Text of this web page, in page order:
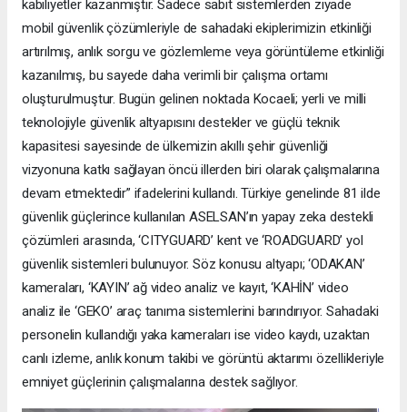
kabiliyetler kazanmıştır. Sadece sabit sistemlerden ziyade
mobil güvenlik çözümleriyle de sahadaki ekiplerimizin etkinliği
artırılmış, anlık sorgu ve gözlemleme veya görüntüleme etkinliği
kazanılmış, bu sayede daha verimli bir çalışma ortamı
oluşturulmuştur. Bugün gelinen noktada Kocaeli; yerli ve milli
teknolojiyle güvenlik altyapısını destekler ve güçlü teknik
kapasitesi sayesinde de ülkemizin akıllı şehir güvenliği
vizyonuna katkı sağlayan öncü illerden biri olarak çalışmalarına
devam etmektedir” ifadelerini kullandı. Türkiye genelinde 81 ilde
güvenlik güçlerince kullanılan ASELSAN’ın yapay zeka destekli
çözümleri arasında, ‘CITYGUARD’ kent ve ‘ROADGUARD’ yol
güvenlik sistemleri bulunuyor. Söz konusu altyapı; ‘ODAKAN’
kameraları, ‘KAYIN’ ağ video analiz ve kayıt, ‘KAHİN’ video
analiz ile ‘GEKO’ araç tanıma sistemlerini barındırıyor. Sahadaki
personelin kullandığı yaka kameraları ise video kaydı, uzaktan
canlı izleme, anlık konum takibi ve görüntü aktarımı özellikleriyle
emniyet güçlerinin çalışmalarına destek sağlıyor.